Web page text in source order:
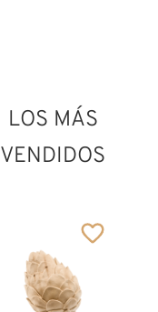
San Romedio
Añadido al carrito
LOS MÁS
VENDIDOS